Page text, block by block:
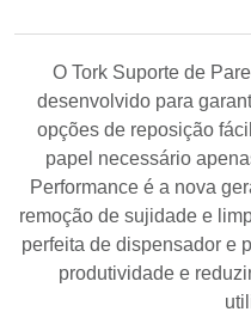
O Tork Suporte de
desenvolvido para
opções de reposição
papel necessário
Performance é a nova
remoção de sujidade e
perfeita de dispensador e
produtividade e